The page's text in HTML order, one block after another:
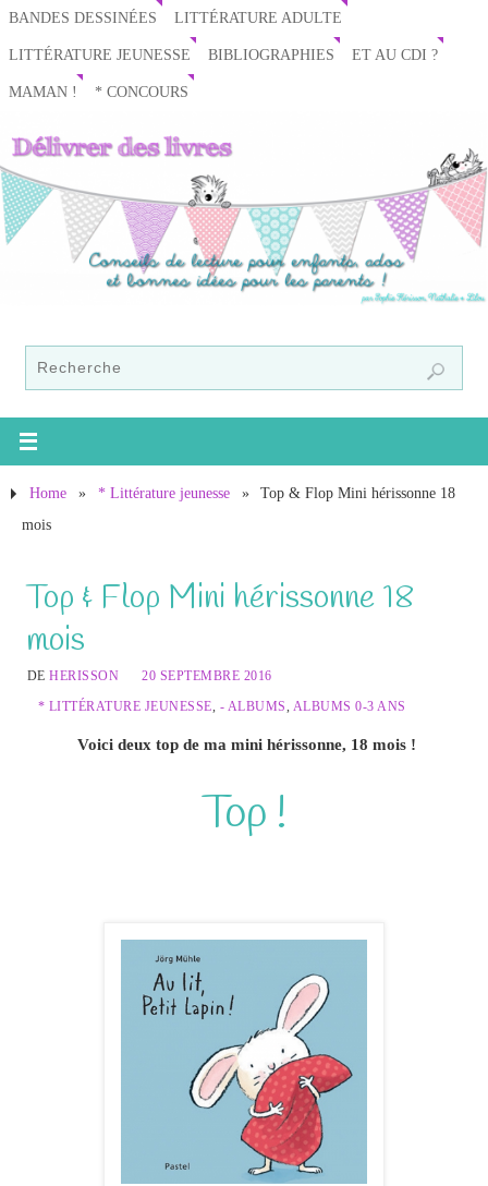
BANDES DESSINÉES LITTÉRATURE ADULTE
LITTÉRATURE JEUNESSE BIBLIOGRAPHIES ET AU CDI ?
MAMAN ! * CONCOURS
Home » * Littérature jeunesse »
Top & Flop Mini hérissonne 18
mois
Top & Flop Mini hérissonne 18
mois
DEHERISSON
20 SEPTEMBRE 2016
* LITTÉRATURE JEUNESSE, - ALBUMS, ALBUMS 0-3 ANS
Voici deux top de ma mini hérissonne, 18 mois !
Top !